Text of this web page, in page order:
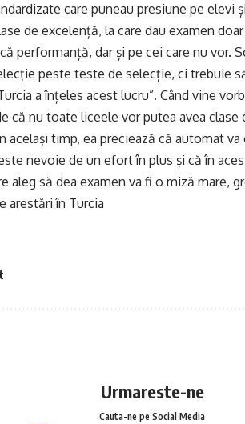
care puneau presiune pe elevi
de excelență, la care dau examen
performanță, dar și pe cei care nu vor.
peste teste de selecție, ci trebuie
a înțeles acest lucru”. Când vine
că nu toate liceele vor putea avea
același timp, ea preciează că automat
nevoie de un efort în plus și că în
aleg să dea examen va fi o miză mare,
arestări în Turcia
Urmareste-ne
Cauta-ne pe Social Media